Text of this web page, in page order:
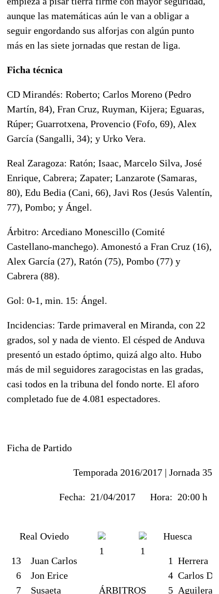
aunque las matemáticas aún le van a obligar a
seguir engordando sus alforjas con algún punto
más en las siete jornadas que restan de liga.
Ficha técnica
CD Mirandés: Roberto; Carlos Moreno (Pedro
Martín, 84), Fran Cruz, Ruyman, Kijera; Eguaras,
Rúper; Guarrotxena, Provencio (Fofo, 69), Alex
García (Sangalli, 34); y Urko Vera.
Real Zaragoza: Ratón; Isaac, Marcelo Silva, José
Enrique, Cabrera; Zapater; Lanzarote (Samaras,
80), Edu Bedia (Cani, 66), Javi Ros (Jesús Valentín,
77), Pombo; y Ángel.
Árbitro: Arcediano Monescillo (Comité
Castellano-manchego). Amonestó a Fran Cruz (16),
Alex García (27), Ratón (75), Pombo (77) y
Cabrera (88).
Gol: 0-1, min. 15: Ángel.
Incidencias: Tarde primaveral en Miranda, con 22
grados, sol y nada de viento. El césped de Anduva
presentó un estado óptimo, quizá algo alto. Hubo
más de mil seguidores zaragocistas en las gradas,
casi todos en la tribuna del fondo norte. El aforo
completado fue de 4.081 espectadores.
Ficha de Partido
Temporada 2016/2017 | Jornada 35
Fecha: 21/04/2017 Hora: 20:00 h
Real Oviedo
13
Juan Carlos
6
Jon Erice
7
Susaeta
1 1
ÁRBITROS
Huesca
1 Herrera
4 Carlos
5 Aguilera